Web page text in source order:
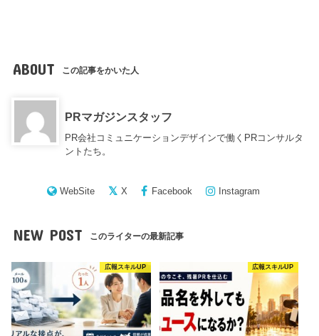
ABOUT この記事をかいた人
PRマガジンスタッフ
PR会社コミュニケーションデザインで働くPRコンサルタ
ントたち。
WebSite X Facebook Instagram
NEW POST このライターの最新記事
広報スキルUP 広報スキルUP